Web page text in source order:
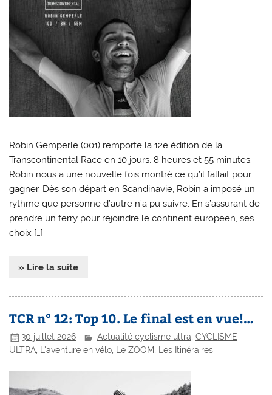
Robin Gemperle (001) remporte la 12e édition de la
Transcontinental Race en 10 jours, 8 heures et 55 minutes.
Robin nous a une nouvelle fois montré ce qu’il fallait pour
gagner. Dès son départ en Scandinavie, Robin a imposé un
rythme que personne d’autre n’a pu suivre. En s’assurant de
prendre un ferry pour rejoindre le continent européen, ses
choix […]
» Lire la suite
TCR n° 12: Top 10. Le final est en vue!…
30 juillet 2026 Actualité cyclisme ultra,CYCLISME
ULTRA
L'aventure en vélo Le ZOOM Les Itinéraires